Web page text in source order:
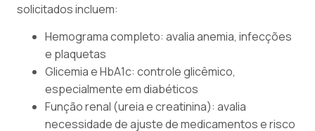
solicitados incluem:
Hemograma completo: avalia anemia, infecções
e plaquetas
Glicemia e HbA1c: controle glicêmico,
especialmente em diabéticos
Função renal (ureia e creatinina): avalia
necessidade de ajuste de medicamentos e risco